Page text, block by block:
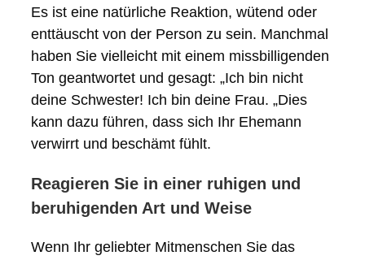
Es ist eine natürliche Reaktion, wütend oder
enttäuscht von der Person zu sein. Manchmal
haben Sie vielleicht mit einem missbilligenden
Ton geantwortet und gesagt: „Ich bin nicht
deine Schwester! Ich bin deine Frau. „Dies
kann dazu führen, dass sich Ihr Ehemann
verwirrt und beschämt fühlt.
Reagieren Sie in einer ruhigen und
beruhigenden Art und Weise
Wenn Ihr geliebter Mitmenschen Sie das